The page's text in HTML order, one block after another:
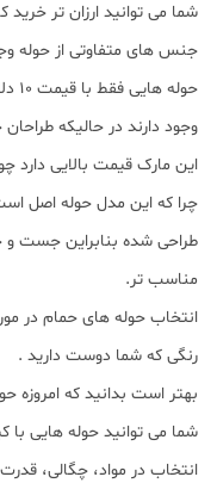
شما می توانید ارزان تر خرید
جنس های متفاوتی از حوله
این مارک قیمت بالایی دارد
چرا که این مدل حوله اصل
طراحی شده بنابراین جست و
مناسب تر.
انتخاب حوله های حمام در
رنگی که شما دوست دارید .
بهتر است بدانید که امروزه
شما می توانید حوله هایی با
انتخاب در مواد، چگالی،